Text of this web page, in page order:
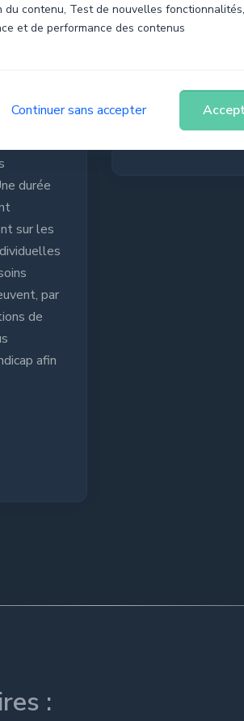
du contenu, Test de nouvelles fonctionnalités,
et de performance des contenus
Continuer sans accepter
Diplôme : Bac +
• Forte
• Maîtrise orale
• Admission :
durée
sur les
par
de
afin
: